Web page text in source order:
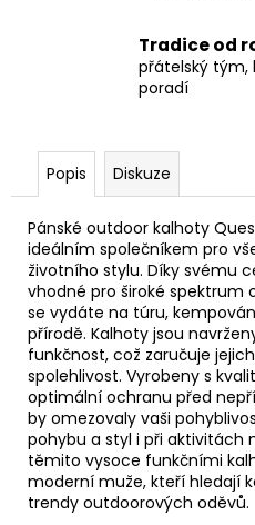
Tradice od
přátelský tým,
poradí
Popis Diskuze
Pánské outdoor kalhoty
ideálním společníkem pro
životního stylu. Díky svému
vhodné pro široké spektrum
se vydáte na túru,
přírodě. Kalhoty jsou
funkčnost, což zaručuje
spolehlivost. Vyrobeny s
optimální ochranu před
by omezovaly vaši
pohybu a styl i při aktivitách
těmito vysoce funkčními
moderní muže, kteří hledají
trendy outdoorových oděvů.